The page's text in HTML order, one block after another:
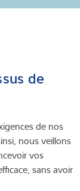
de
de nos
nous veillons
vos
sans avoir